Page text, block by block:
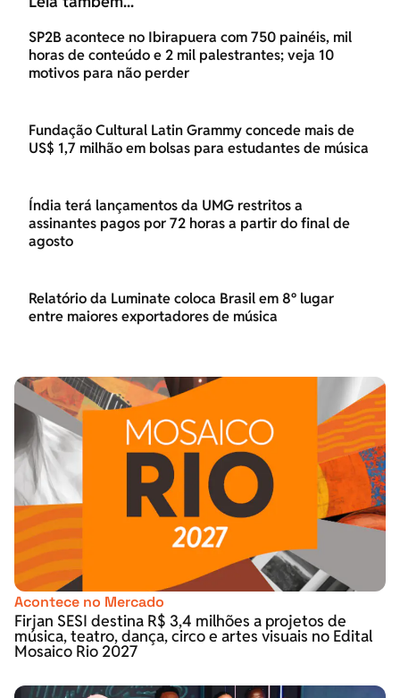
SP2B acontece no Ibirapuera com 750 painéis, mil
horas de conteúdo e 2 mil palestrantes; veja 10
motivos para não perder
Fundação Cultural Latin Grammy concede mais de
US$ 1,7 milhão em bolsas para estudantes de música
Índia terá lançamentos da UMG restritos a
assinantes pagos por 72 horas a partir do final de
agosto
Relatório da Luminate coloca Brasil em 8º lugar
entre maiores exportadores de música
Acontece no Mercado
Firjan SESI destina R$ 3,4 milhões a projetos de
música, teatro, dança, circo e artes visuais no Edital
Mosaico Rio 2027